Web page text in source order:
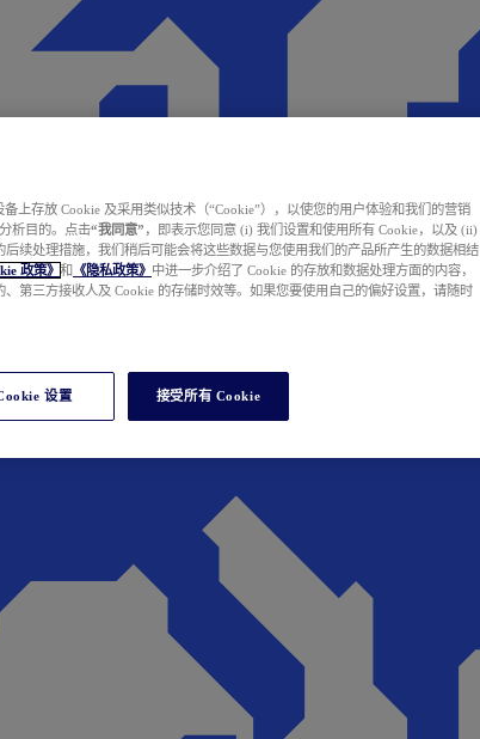
上存放 Cookie 及采用类似技术（“Cookie”），以使您的用户体验和我们的营销
析目的。点击“我同意” ，即表示您同意 (i) 我们设置和使用所有 Cookie，以及 (ii)
续处理措施，我们稍后可能会将这些数据与您使用我们的产品所产生的数据相结
政策》 和 《隐私政策》 中进一步介绍了 Cookie 的存放和数据处理方面的内容，
第三方接收人及 Cookie 的存储时效等。如果您要使用自己的偏好设置，请随时
设置 接受所有 Cookie